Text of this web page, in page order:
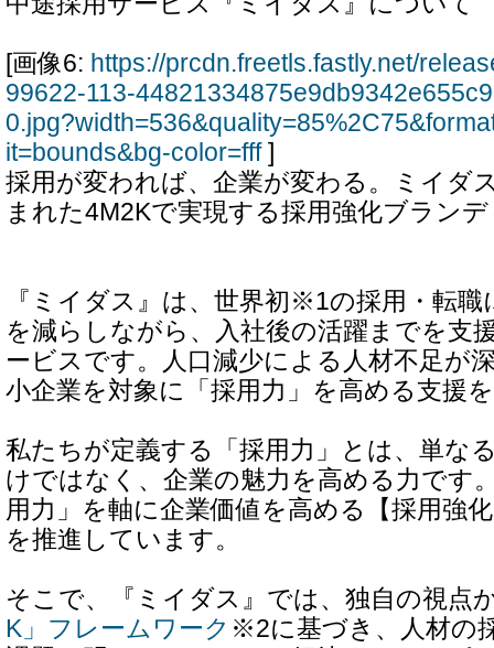
[画像6: https://prcdn.freetls.fastly.net/
99622-113-
it=bounds&bg-color=fff]
採用が変われば、企業が変わる。ミイダ
まれた4M2Kで実現する採用強化ブラン
『ミイダス』は、世界初※1の採用・転
を減らしながら、入社後の活躍までを支
ービスです。人口減少による人材不足が
小企業を対象に「採用力」を高める支援
私たちが定義する「採用力」とは、単な
けではなく、企業の魅力を高める力です
用力」を軸に企業価値を高める【採用強
を推進しています。
そこで、『ミイダス』では、独自の視点
K」フレームワーク ※2に基づき、人材の